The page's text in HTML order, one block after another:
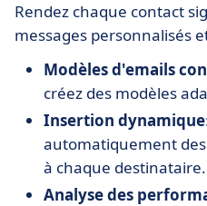
Rendez chaque contact
messages personnalisés
Modèles d'emails
créez des modèles
Insertion dynamique
automatiquement
à chaque destinataire.
Analyse des